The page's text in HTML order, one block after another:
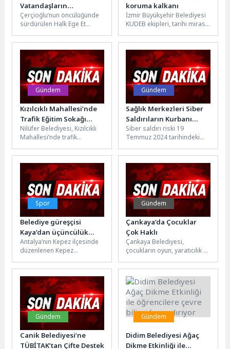
Vatandaşların
Hizmetinde
Çerçioğlu’nun öncülüğünde
sürdürülen Halk Ege Et
üreticilerin yanında olmaya
devam ediyor.Aydın
Büyükşehir...
koruma kalkanı
İzmir Büyükşehir Belediyesi
KUDEB ekipleri, tarihi mirası
yürüttüğü çalışmalar
kapsamında Eylül...
Gündem
Kızılcıklı Mahallesi’nde
Trafik Eğitim Sokağı
açıldı
Nilüfer Belediyesi, Kızılcıklı
Mahallesi’nde trafik
oluşturan sokağı, Bursa’nın
ilk Trafik Eğitim Sokağı’na...
Gündem
Sağlık Merkezleri Siber
Saldırıların Kurbanı
Olma Riski Taşıyor!
Siber saldırı riski 19
Temmuz 2024 tarihindeki
daha gündeme geldi....
Spor
Belediye güreşçisi
Kaya’dan üçüncülük
başarısı
Antalya’nın Kepez ilçesinde
düzenlenen Kepez
katılan Kemer Belediye
güreşçisi Kemal Berke
Kaya,...
Gündem
Çankaya’da Çocuklar
Çok Haklı
Çankaya Belediyesi,
çocukların oyun, yaratıcılık ve
desteklemek amacıyla yaz
boyunca farklı parklarda...
Gündem
Canik Belediyesi’ne
TÜBİTAK’tan Çifte Destek
Gündem
Didim Belediyesi Ağaç
Dikme Etkinliği ile